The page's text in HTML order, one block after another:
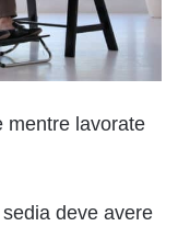
mentre lavorate
deve avere